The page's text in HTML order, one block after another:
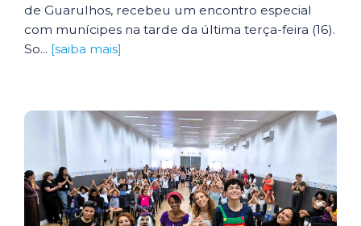
de Guarulhos, recebeu um encontro especial
com munícipes na tarde da última terça-feira (16).
So... [saiba mais]